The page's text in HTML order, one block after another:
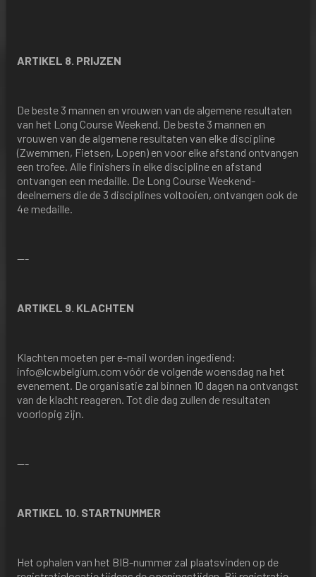
ARTIKEL 8. PRIJZEN
De beste 3 mannen en vrouwen van de algemene resultaten
van het Long Course Weekend. De beste 3 mannen en
vrouwen van de algemene resultaten van elke discipline
(Zwemmen, Fietsen, Lopen) en voor elke afstand ontvangen
een trofee. Alle finishers in elke discipline en afstand
ontvangen een medaille. De Long Course Weekend-
deelnemers die de 3 disciplines voltooien, ontvangen ook de
4e medaille.
---
ARTIKEL 9. KLACHTEN
Klachten moeten per e-mail worden ingediend:
info@lcwbelgium.com vóór de volgende woensdag na het
evenement. De organisatie zal binnen 10 dagen na ontvangst
van de klacht reageren. Tot die dag zullen de resultaten
voorlopig zijn.
---
ARTIKEL 10. STARTNUMMER
Het ophalen van het BIB-nummer zal plaatsvinden op de